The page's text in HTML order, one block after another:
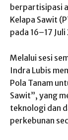
berpartisipasi
Kelapa Sawit
pada 16–17
Melalui sesi
Indra Lubis
Pola Tanam
Sawit”, yang
teknologi dan
perkebunan